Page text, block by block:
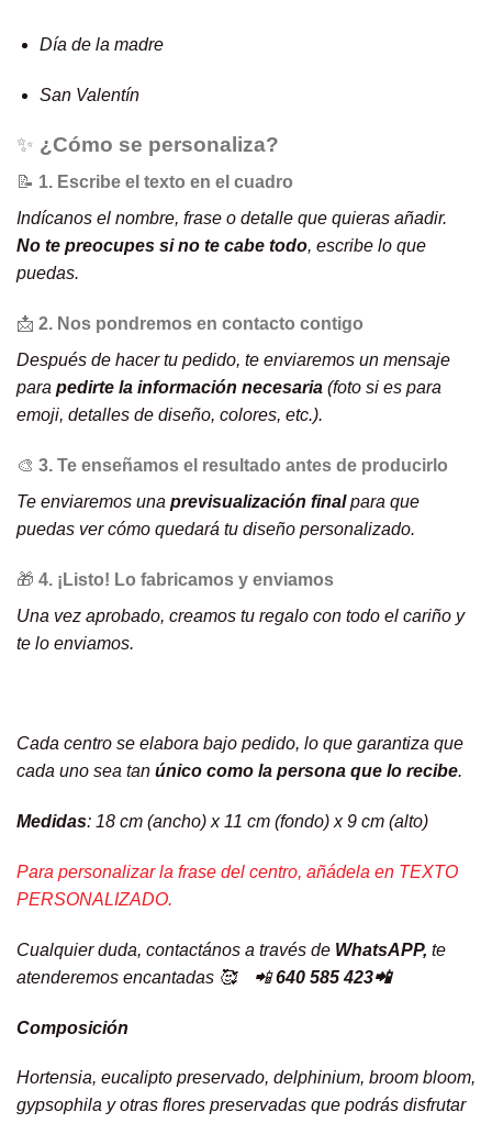
Día de la madre
San Valentín
✨ ¿Cómo se personaliza?
📝 1. Escribe el texto en el cuadro
Indícanos el nombre, frase o detalle que quieras añadir.
No te preocupes si no te cabe todo, escribe lo que
puedas.
📩 2. Nos pondremos en contacto contigo
Después de hacer tu pedido, te enviaremos un mensaje
para pedirte la información necesaria (foto si es para
emoji, detalles de diseño, colores, etc.).
🎨 3. Te enseñamos el resultado antes de producirlo
Te enviaremos una previsualización finalpara que
puedas ver cómo quedará tu diseño personalizado.
🎁 4. ¡Listo! Lo fabricamos y enviamos
Una vez aprobado, creamos tu regalo con todo el cariño y
te lo enviamos.
Cada centro se elabora bajo pedido, lo que garantiza que
cada uno sea tan único como la persona que lo recibe.
Medidas: 18 cm (ancho) x 11 cm (fondo) x 9 cm (alto)
Para personalizar la frase del centro, añádela en TEXTO
PERSONALIZADO.
Cualquier duda, contactános a través de WhatsAPP, te
atenderemos encantadas 🥰 📲640 585 423📲
Composición
Hortensia, eucalipto preservado, delphinium, broom bloom,
gypsophila y otras flores preservadas que podrás disfrutar